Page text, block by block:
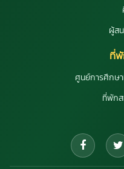
ผู้ส
ที่
ศูนย์การศึกษ
ที่พัก